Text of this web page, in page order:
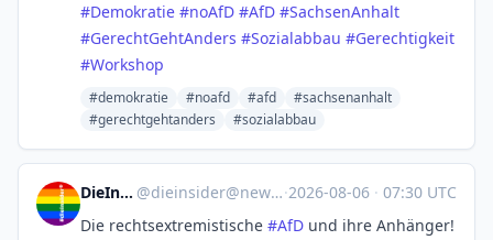
#Demokratie #noAfD #AfD #SachsenAnhalt
#GerechtGehtAnders #Sozialabbau #Gerechtigkeit
#Workshop
#demokratie #noafd #afd
#sachsenanhalt
#gerechtgehtanders
#sozialabbau
DieInsider @dieinsider@newsie.social ·2026-08-06 · 07:30 UTC
Die rechtsextremistische #AfD und ihre Anhänger!